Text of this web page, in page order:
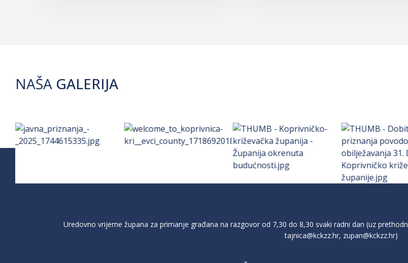
NAŠA GALERIJA
Uredovno vrijeme župana za primanje građana na razgovor od 7,30 do 8,30 svaki radni dan (uz
tajnica@kckzz.hr, zupan@kckzz.hr)